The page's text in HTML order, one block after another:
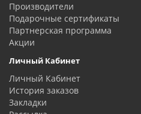
Производители
Подарочные сертификаты
Партнерская программа
Акции
Личный Кабинет
Личный Кабинет
История заказов
Закладки